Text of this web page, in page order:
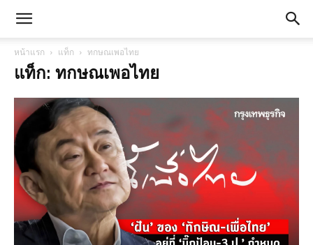
หน้าแรก แท็ก ทกษณเพอไทย
แท็ก: ทกษณเพอไทย